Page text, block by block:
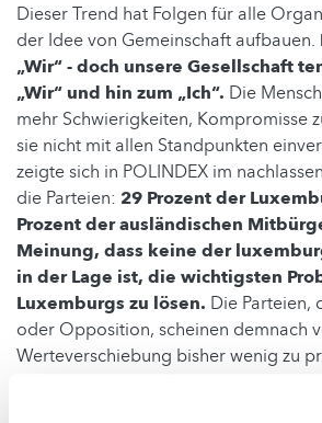
Dieser Trend hat Folgen für alle
der Idee von Gemeinschaft aufbauen.
„Wir“ - doch unsere Gesellschaft
„Wir“ und hin zum „Ich“. Die
mehr Schwierigkeiten, Kompromisse
sie nicht mit allen Standpunkten
zeigte sich in POLINDEX im
die Parteien: 29 Prozent der
Prozent der ausländischen
Meinung, dass keine der
in der Lage ist, die wichtigsten
Luxemburgs zu lösen. Die Parteien,
oder Opposition, scheinen demnach
Werteverschiebung bisher wenig zu
ausländischen Einwohner immer